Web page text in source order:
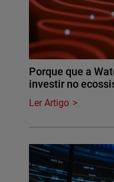
Porque que a
investir no
Ler Artigo